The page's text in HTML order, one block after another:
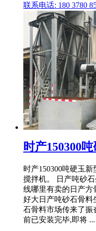
联系电话: 180 3780
时产150300
时产150300吨硬玉
搅拌机。 日产吨砂
线哪里有卖的日产
好大日产吨砂石骨
石骨料市场传来了振
前已安装完毕,即将 ...